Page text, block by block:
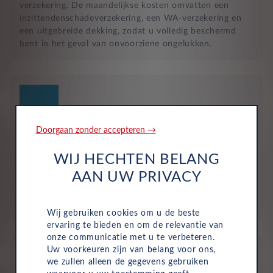
verzekering. De maandelijkse kosten omvatten een
inzittendenschadeverzekering, een WA-verzekering en
een uitgebreide dekking, zodat u volledig beschermd
bent in het geval van onvoorziene ongelukken.
Bij zakelijke lease is de leasemaatschappij eigenaar van
de auto en betaalt u een vast maandbedrag. Hierdoor
Doorgaan zonder accepteren →
WIJ HECHTEN BELANG
AAN UW PRIVACY
Wij gebruiken cookies om u de beste
ervaring te bieden en om de relevantie van
onze communicatie met u te verbeteren.
Uw voorkeuren zijn van belang voor ons,
we zullen alleen de gegevens gebruiken